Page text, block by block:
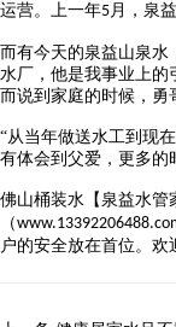
运营。上一年5月，泉
而有今天的泉益山泉
水厂，他是我事业上的
而说到家庭的时候， 勇
“从当年做送水工到现
有体会到父爱，更多的
佛山桶装水【泉益水管
（
户的安全放在首位。 欢